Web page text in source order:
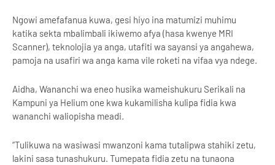
Ngowi amefafanua kuwa, gesi hiyo ina matumizi muhimu
katika sekta mbalimbali ikiwemo afya (hasa kwenye MRI
Scanner), teknolojia ya anga, utafiti wa sayansi ya angahewa,
pamoja na usafiri wa anga kama vile roketi na vifaa vya ndege.
Aidha, Wananchi wa eneo husika wameishukuru Serikali na
Kampuni ya Helium one kwa kukamilisha kulipa fidia kwa
wananchi waliopisha meadi.
“Tulikuwa na wasiwasi mwanzoni kama tutalipwa stahiki zetu,
lakini sasa tunashukuru. Tumepata fidia zetu na tunaona